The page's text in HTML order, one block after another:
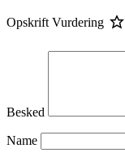
Opskrift Vurdering
Besked
Name